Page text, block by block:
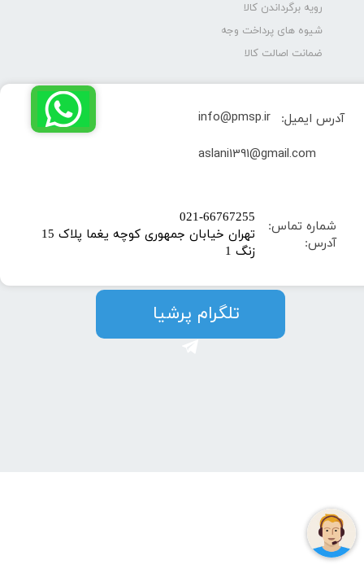
رویه برگرداندن کالا
شیوه های پرداخت وجه
ضمانت اصالت کالا
شماره تماس:
آدرس:
​021-66767255
تهران خیابان جمهوری کوچه یغما پلاک 15
زنگ 1
آدرس ایمیل:
info@pmsp.ir
​aslani1391@gmail.com
​​​​تلگرام پرشیا